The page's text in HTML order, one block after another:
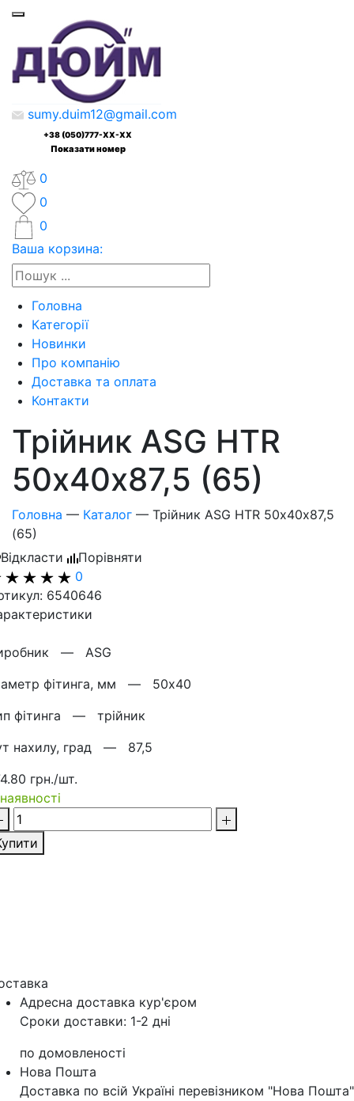
sumy.duim12@gmail.com
+38 (050)777-XX-XX
Показати номер
0
0
0
Ваша корзина:
Головна
Категорії
Новинки
Про компанію
Доставка та оплата
Контакти
Трійник ASG HTR
50х40х87,5 (65)
Головна — Каталог — Трійник ASG HTR 50х40х87,5
(65)
Відкласти
Порівняти
0
6540646
— ASG
фітинга, мм — 50х40
фітинга — трійник
нахилу, град — 87,5
грн./шт.
Адресна доставка кур'‎єром
Сроки доставки: 1-2 дні
по домовленості
Нова Пошта
Доставка по всій Україні перевізником "Нова Пошта"